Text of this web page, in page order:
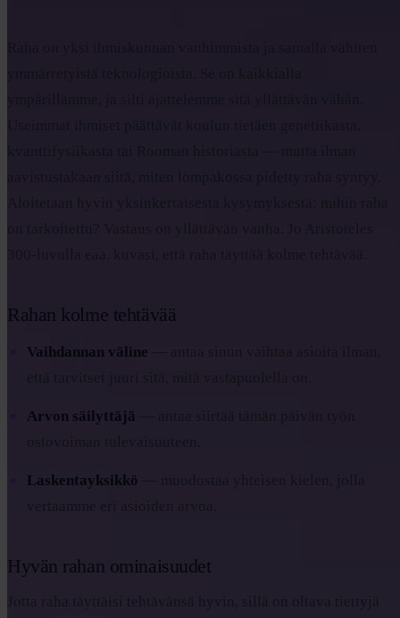
Rahan kolme tehtävää
Vaihdannan väline
Arvon säilyttäjä
Laskentayksikkö
Hyvän rahan ominaisuudet